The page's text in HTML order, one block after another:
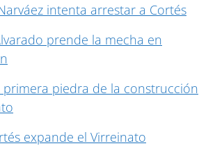
intenta arrestar a Cortés
prende la mecha en
primera piedra de la construcción
expande el Virreinato